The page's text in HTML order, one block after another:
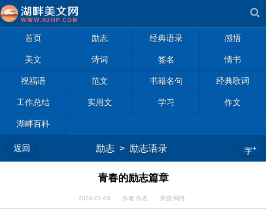
首页 励志 经典语录 感悟
美文 诗词 签名 情书
祝福语 范文 书籍名句 经典歌词
工作总结 实用文 学习 作文
湖畔百科
返回 励志 > 励志语录 字+
青春的励志篇章
2024-01-08 作者:佚名 来源:网络